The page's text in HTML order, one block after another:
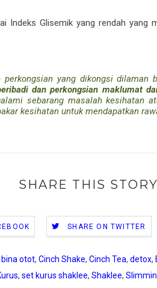
Indeks Glisemik yang rendah yang
yang dikongsi dilaman
dan perkongsian maklumat
sebarang masalah kesihatan
kesihatan untuk mendapatkan
SHARE THIS STORY
SHARE ON TWITTER
bina otot, Cinch Shake, Cinch Tea, detox,
, set kurus shaklee, Shaklee,